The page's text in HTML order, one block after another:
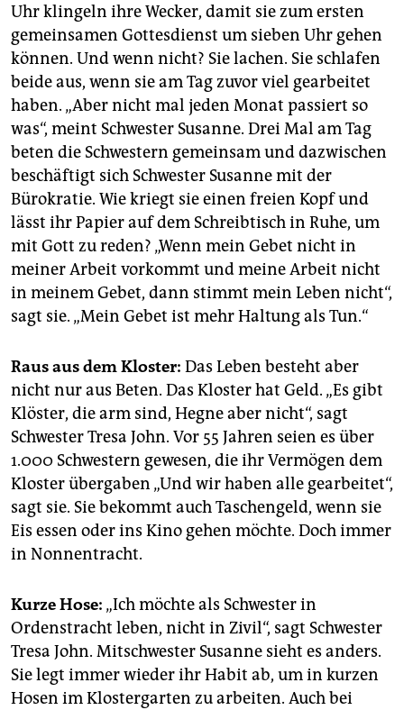
Uhr klingeln ihre Wecker, damit sie zum ersten
gemeinsamen Gottesdienst um sieben Uhr gehen
können. Und wenn nicht? Sie lachen. Sie schlafen
beide aus, wenn sie am Tag zuvor viel gearbeitet
haben. „Aber nicht mal jeden Monat passiert so
was“, meint Schwester Susanne. Drei Mal am Tag
beten die Schwestern gemeinsam und dazwischen
beschäftigt sich Schwester Susanne mit der
Bürokratie. Wie kriegt sie einen freien Kopf und
lässt ihr Papier auf dem Schreibtisch in Ruhe, um
mit Gott zu reden? „Wenn mein Gebet nicht in
meiner Arbeit vorkommt und meine Arbeit nicht
in meinem Gebet, dann stimmt mein Leben nicht“,
sagt sie. „Mein Gebet ist mehr Haltung als Tun.“
Raus aus dem Kloster: Das Leben besteht aber
nicht nur aus Beten. Das Kloster hat Geld. „Es gibt
Klöster, die arm sind, Hegne aber nicht“, sagt
Schwester Tresa John. Vor 55 Jahren seien es über
1.000 Schwestern gewesen, die ihr Vermögen dem
Kloster übergaben „Und wir haben alle gearbeitet“,
sagt sie. Sie bekommt auch Taschengeld, wenn sie
Eis essen oder ins Kino gehen möchte. Doch immer
in Nonnentracht.
Kurze Hose: „Ich möchte als Schwester in
Ordenstracht leben, nicht in Zivil“, sagt Schwester
Tresa John. Mitschwester Susanne sieht es anders.
Sie legt immer wieder ihr Habit ab, um in kurzen
Hosen im Klostergarten zu arbeiten. Auch bei